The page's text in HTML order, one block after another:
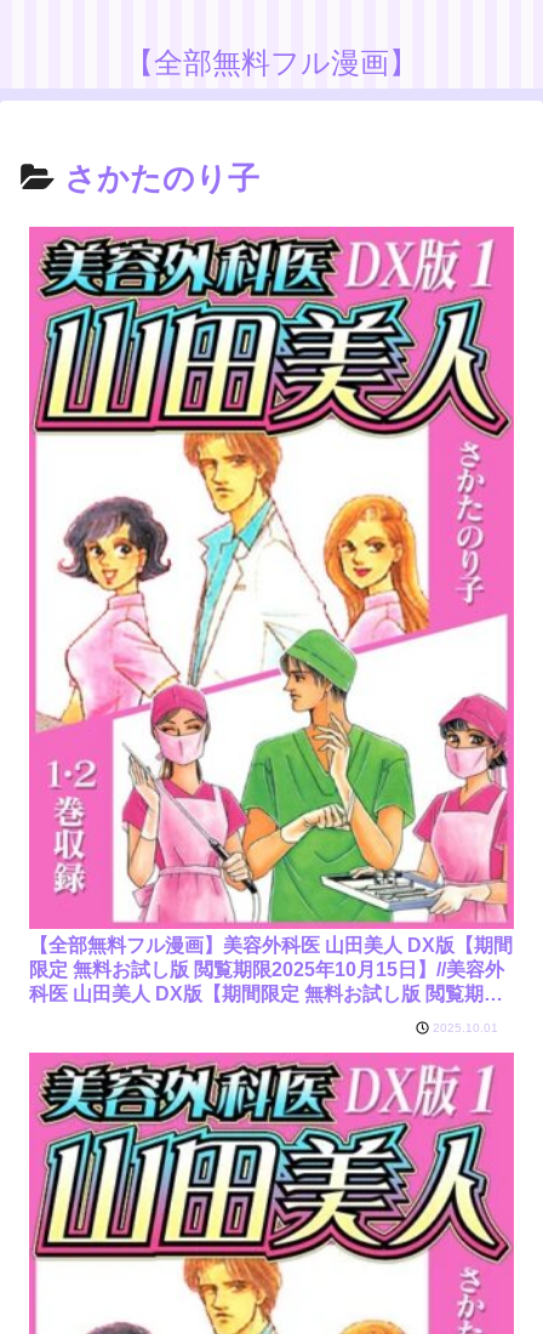
【全部無料フル漫画】
さかたのり子
【全部無料フル漫画】美容外科医 山田美人 DX版【期間
限定 無料お試し版 閲覧期限2025年10月15日】//美容外
科医 山田美人 DX版【期間限定 無料お試し版 閲覧期限
2025年10月15日】/さかたのり子/b485argl076212025.10.01